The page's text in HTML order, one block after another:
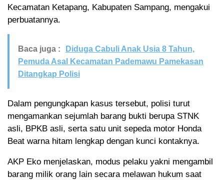
Kecamatan Ketapang, Kabupaten Sampang, mengakui
perbuatannya.
Baca juga :
Diduga Cabuli Anak Usia 8 Tahun,
Pemuda Asal Kecamatan Pademawu Pamekasan
Ditangkap Polisi
Dalam pengungkapan kasus tersebut, polisi turut
mengamankan sejumlah barang bukti berupa STNK
asli, BPKB asli, serta satu unit sepeda motor Honda
Beat warna hitam lengkap dengan kunci kontaknya.
AKP Eko menjelaskan, modus pelaku yakni mengambil
barang milik orang lain secara melawan hukum saat